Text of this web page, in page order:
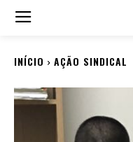
INÍCIO AÇÃO SINDICAL